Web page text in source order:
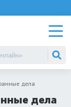
дела
дела